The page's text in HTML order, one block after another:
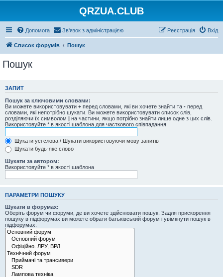
QRZUA.CLUB
Допомога Зв'язок з адміністрацією Вхід
Реєстрація
Список форумів Пошук
Пошук
ЗАПИТ
Пошук за ключовими словами:
Ви можете використовувати + перед словами, які ви хочете знайти та - перед
словами, які непотрібно шукати. Ви можете використовувати список слів,
розділяючи їх символом | на частини, якщо потрібно знайти лише одне з цих слів.
Використовуйте * в якості шаблона для часткового співпадання.
Шукати усі слова / Шукати використовуючи мову запитів
Шукати будь-яке слово
Шукати за автором:
Використовуйте * в якості шаблона
ПАРАМЕТРИ ПОШУКУ
Шукати в форумах:
Оберіть форум чи форуми, де ви хочете здійснювати пошук. Задля прискорення
пошуку в підфорумах ви можете обрати батьківський форум і увімкнути пошук в
підфорумах.